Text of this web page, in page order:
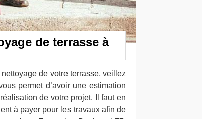
de terrasse à
de votre terrasse, veillez
permet d’avoir une estimation
de votre projet. Il faut en
à payer pour les travaux afin de